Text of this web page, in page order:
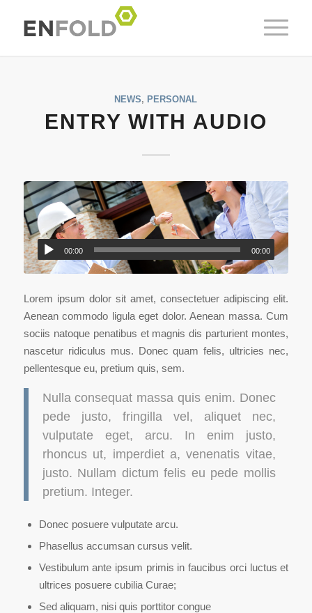
NEWS, PERSONAL
ENTRY WITH AUDIO
00:00 00:00
Lorem ipsum dolor sit amet, consectetuer adipiscing elit.
Aenean commodo ligula eget dolor. Aenean massa. Cum
sociis natoque penatibus et magnis dis parturient montes,
nascetur ridiculus mus. Donec quam felis, ultricies nec,
pellentesque eu, pretium quis, sem.
Nulla consequat massa quis enim. Donec
pede justo, fringilla vel, aliquet nec,
vulputate eget, arcu. In enim justo,
rhoncus ut, imperdiet a, venenatis vitae,
justo. Nullam dictum felis eu pede mollis
pretium. Integer.
Donec posuere vulputate arcu.
Phasellus accumsan cursus velit.
Vestibulum ante ipsum primis in faucibus orci luctus et
ultrices posuere cubilia Curae;
Sed aliquam, nisi quis porttitor congue